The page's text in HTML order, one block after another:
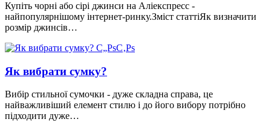
Купіть чорні або сірі джинси на Аліекспресс -
найпопулярнішому інтернет-ринку.Зміст статтіЯк визначити
розмір джинсів…
Як вибрати сумку?
Вибір стильної сумочки - дуже складна справа, це
найважливіший елемент стилю і до його вибору потрібно
підходити дуже…